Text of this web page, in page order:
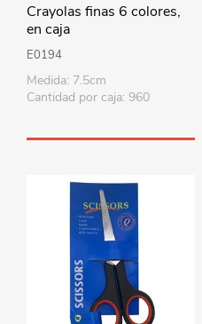
Crayolas finas 6 colores,
en caja
E0194
Medida: 7.5cm
Cantidad por caja: 960